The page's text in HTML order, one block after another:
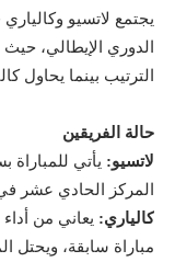
يجتمع لاتسيو
الترتيب بينما يحاول
حالة الفريقين
لاتسيو:
المركز الحادي عشر في
كالياري:
مباراة سابقة، ويحتل